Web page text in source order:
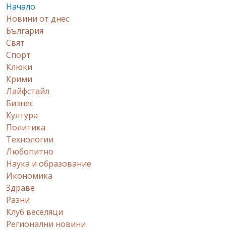
Начало
Новини от днес
България
Свят
Спорт
Клюки
Крими
Лайфстайл
Бизнес
Култура
Политика
Технологии
Любопитно
Наука и образование
Икономика
Здраве
Разни
Клуб веселяци
Регионални новини